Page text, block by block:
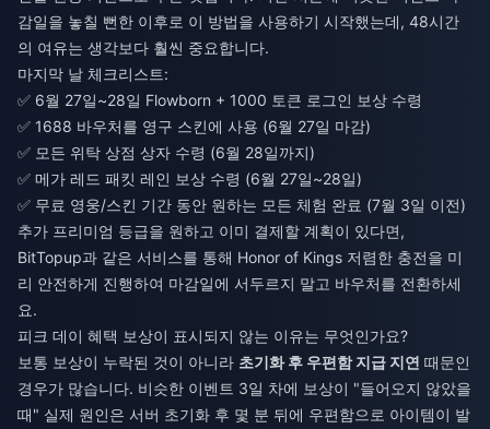
감일을 놓칠 뻔한 이후로 이 방법을 사용하기 시작했는데, 48시간
의 여유는 생각보다 훨씬 중요합니다.
마지막 날 체크리스트:
✅ 6월 27일~28일 Flowborn + 1000 토큰 로그인 보상 수령
✅ 1688 바우처를 영구 스킨에 사용 (6월 27일 마감)
✅ 모든 위탁 상점 상자 수령 (6월 28일까지)
✅ 메가 레드 패킷 레인 보상 수령 (6월 27일~28일)
✅ 무료 영웅/스킨 기간 동안 원하는 모든 체험 완료 (7월 3일 이전)
추가 프리미엄 등급을 원하고 이미 결제할 계획이 있다면,
BitTopup과 같은 서비스를 통해 Honor of Kings 저렴한 충전을 미
리 안전하게 진행하여 마감일에 서두르지 말고 바우처를 전환하세
요.
피크 데이 혜택 보상이 표시되지 않는 이유는 무엇인가요?
보통 보상이 누락된 것이 아니라 초기화 후 우편함 지급 지연 때문인
경우가 많습니다. 비슷한 이벤트 3일 차에 보상이 "들어오지 않았을
때" 실제 원인은 서버 초기화 후 몇 분 뒤에 우편함으로 아이템이 발